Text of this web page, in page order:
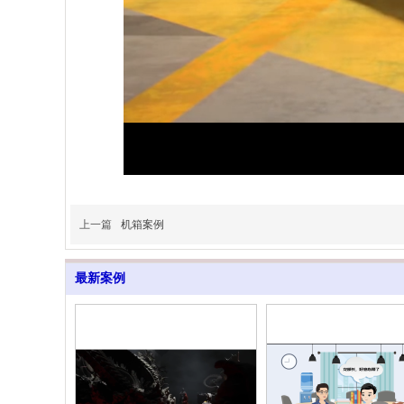
上一篇 机箱案例
最新案例